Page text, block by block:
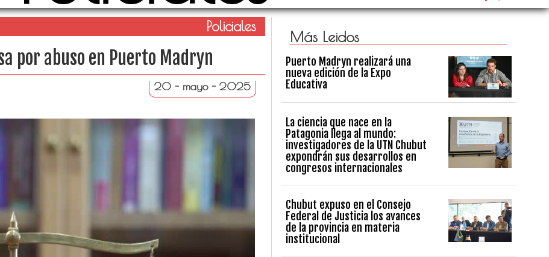
Policiales
por abuso en Puerto Madryn
20 - mayo - 2025
Más Leidos
Puerto Madryn realizará una
nueva edición de la Expo
Educativa
La ciencia que nace en la
Patagonia llega al mundo:
investigadores de la UTN Chubut
expondrán sus desarrollos en
congresos internacionales
Chubut expuso en el Consejo
Federal de Justicia los avances
de la provincia en materia
institucional